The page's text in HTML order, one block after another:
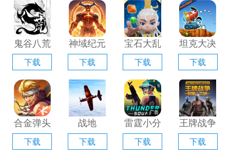
拟器」
拟器」
器」
器」
鬼谷八荒
手游电脑
版「含模
拟器」
下载
神域纪元
电脑版
「含模拟
器」
下载
宝石大乱
斗电脑版
「含模拟
器」
下载
坦克大决
战电脑版
「含模拟
器」
下载
合金弹头
觉醒电脑
版「含模
下载
战地
1939电
脑版「含
下载
雷霆小分
队电脑版
「含模拟
下载
王牌战争
手游电脑
版「含模
下载